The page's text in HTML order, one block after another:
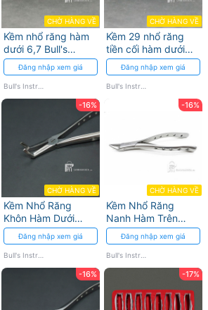
CHỜ HÀNG VỀ
Kềm nhổ răng hàm
dưới 6,7 Bull's
Instrumed - thiết kế
chính xác
Đăng nhập xem giá
Bull's Instrumed
CHỜ HÀNG VỀ
Kềm 29 nhổ răng
tiền cối hàm dưới
Bull's Instrumed
Đăng nhập xem giá
Bull's Instrumed
-16%
CHỜ HÀNG VỀ
Kềm Nhổ Răng
Khôn Hàm Dưới
Bull's Instrumed
Thép Không Gỉ
Đăng nhập xem giá
Bull's Instrumed
-16%
CHỜ HÀNG VỀ
Kềm Nhổ Răng
Nanh Hàm Trên
Bull's Instrumed
Đăng nhập xem giá
Bull's Instrumed
-16% -17%